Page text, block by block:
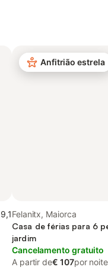
9,1
Anfitrião estrela
Felanitx, Maiorca
Casa de férias para 6
jardim
Cancelamento gratuito
A partir de€ 107por noite